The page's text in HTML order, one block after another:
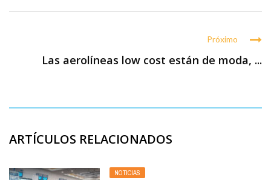
Próximo
Las aerolíneas low cost están de moda, ...
ARTÍCULOS RELACIONADOS
NOTICIAS